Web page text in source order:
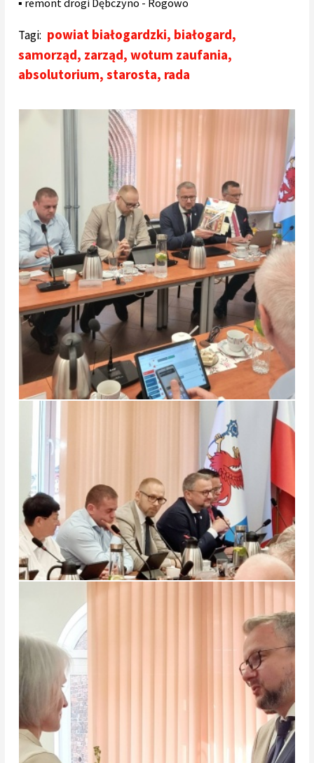
▪️ remont drogi Dębczyno - Rogowo
Tagi: powiat białogardzki, białogard,
samorząd, zarząd,wotum zaufania,
absolutorium,starosta, rada